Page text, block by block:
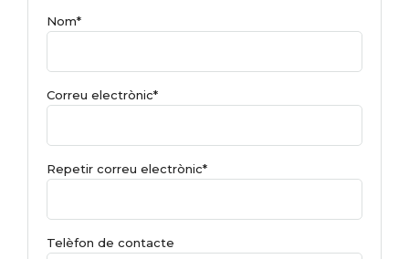
Nom*
Correu electrònic*
Repetir correu electrònic*
Telèfon de contacte